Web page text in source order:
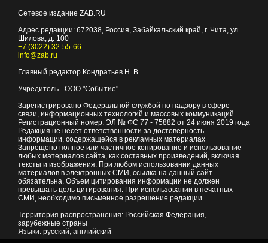
Сетевое издание ZAB.RU
Адрес редакции: 672038, Россия, Забайкальский край, г. Чита, ул.
Шилова, д. 100
+7 (3022) 32-55-66
info@zab.ru
Главный редактор Кондратьев Н. В.
Учредитель - ООО "Событие"
Зарегистрировано Федеральной службой по надзору в сфере
связи, информационных технологий и массовых коммуникаций.
Регистрационный номер: ЭЛ № ФС 77 - 75882 от 24 июня 2019 года
Редакция не несет ответственности за достоверность
информации, содержащейся в рекламных материалах
Запрещено полное или частичное копирование и использование
любых материалов сайта, как составных произведений, включая
тексты и изображения. При любом использовании данных
материалов в электронных СМИ, ссылка на данный сайт
обязательна. Объем цитирования информации не должен
превышать цель цитирования. При использовании в печатных
СМИ, необходимо письменное разрешение редакции.
Территория распространения: Российская Федерация,
зарубежные страны
Языки: русский, английский